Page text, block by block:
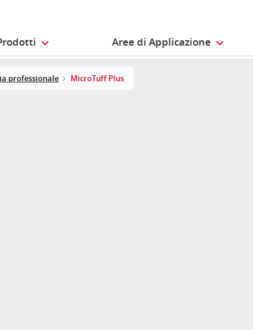
Aree di Applicazione
professionale MicroTuff Plus